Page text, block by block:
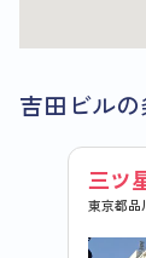
吉田ビル
三ツ
東京都品